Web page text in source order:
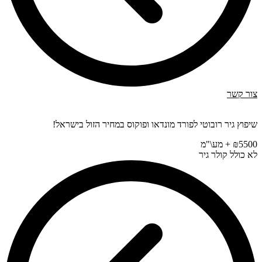
צור קשר
שיפוץ גיר רובוטי לפורד מונדאו ופוקוס במחיר הזול בישראל!
₪5500 + מע\"מ
לא כולל קולר גיר